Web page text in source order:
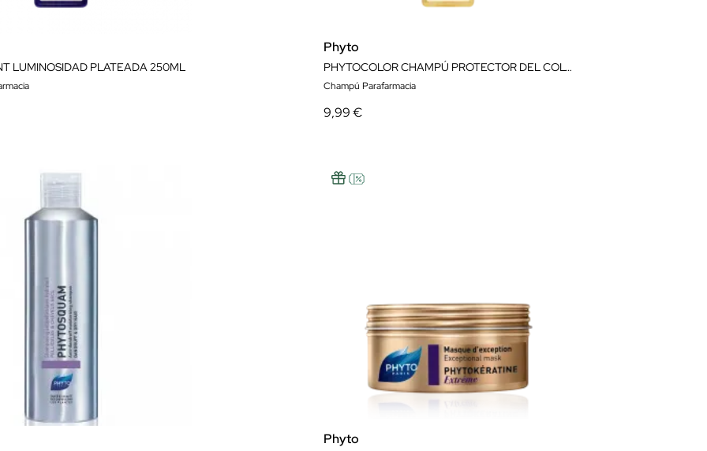
LUMINOSIDAD PLATEADA 250ML
Phyto
PHYTOCOLOR CHAMPÚ PROTECTOR DEL COLOR 250ML
Champú Parafarmacia
9,99 €
Phyto